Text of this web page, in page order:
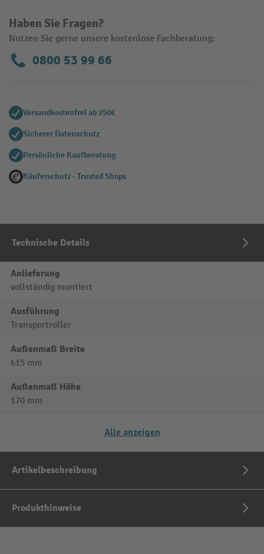
Haben Sie Fragen?
Nutzen Sie gerne unsere kostenlose Fachberatung:
0800 53 99 66
Versandkostenfrei ab 250€
Sicherer Datenschutz
Persönliche Kaufberatung
Käuferschutz - Trusted Shops
Technische Details
Anlieferung
vollständig montiert
Ausführung
Transportroller
Außenmaß Breite
615 mm
Außenmaß Höhe
170 mm
Alle anzeigen
Artikelbeschreibung
Produkthinweise